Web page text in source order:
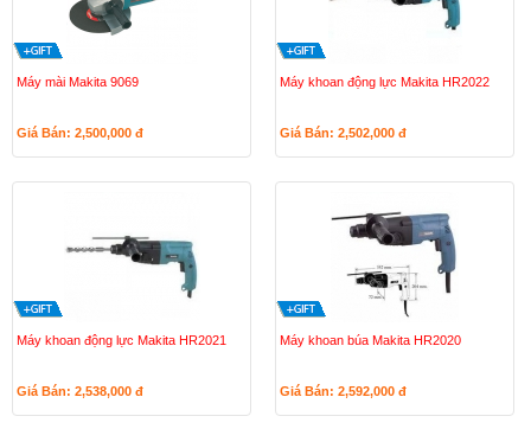
Máy mài Makita 9069
Giá Bán: 2,500,000 đ
Máy khoan động lực Makita HR2022
Giá Bán: 2,502,000 đ
Máy khoan động lực Makita HR2021
Giá Bán: 2,538,000 đ
Máy khoan búa Makita HR2020
Giá Bán: 2,592,000 đ